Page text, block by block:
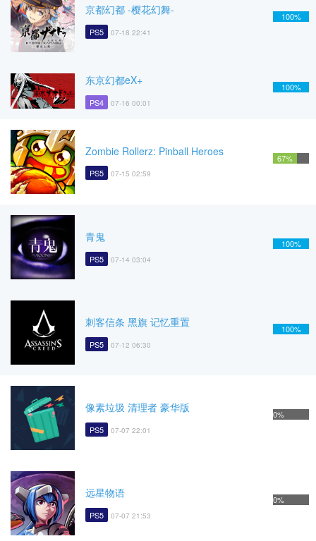
京都幻都 -樱花幻舞-
PS5 07-18 22:41
100%
东京幻都eX+
PS4 07-16 00:01
100%
Zombie Rollerz: Pinball Heroes
PS5 07-15 02:59
67%
青鬼
PS5 07-14 03:04
100%
刺客信条 黑旗 记忆重置
PS5 07-12 06:30
100%
像素垃圾 清理者 豪华版
PS5 07-07 22:01
0%
远星物语
PS5 07-07 21:53
0%